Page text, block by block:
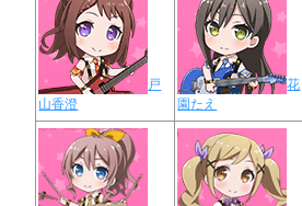
戸
山香澄
花
園たえ